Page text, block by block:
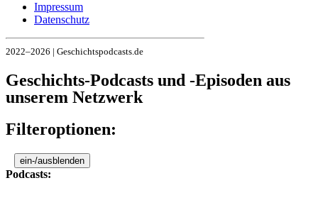
Impressum
Datenschutz
2022–2026 | Geschichtspodcasts.de
Geschichts-Podcasts und -Episoden aus
unserem Netzwerk
Filteroptionen:
ein-/ausblenden
Podcasts: